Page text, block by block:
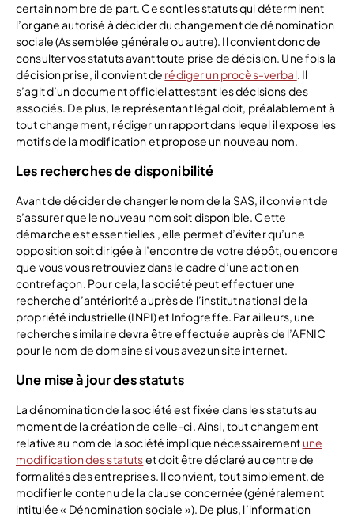
certain nombre de part. Ce sont les statuts qui déterminent
l’organe autorisé à décider du changement de dénomination
sociale (Assemblée générale ou autre). Il convient donc de
consulter vos statuts avant toute prise de décision. Une fois la
décision prise, il convient de rédiger un procès-verbal. Il
s’agit d’un document officiel attestant les décisions des
associés. De plus, le représentant légal doit, préalablement à
tout changement, rédiger un rapport dans lequel il expose les
motifs de la modification et propose un nouveau nom.
Les recherches de disponibilité
Avant de décider de changer le nom de la SAS, il convient de
s’assurer que le nouveau nom soit disponible. Cette
démarche est essentielles , elle permet d’éviter qu’une
opposition soit dirigée à l’encontre de votre dépôt, ou encore
que vous vous retrouviez dans le cadre d’une action en
contrefaçon. Pour cela, la société peut effectuer une
recherche d’antériorité auprès de l’institut national de la
propriété industrielle (INPI) et Infogreffe. Par ailleurs, une
recherche similaire devra être effectuée auprès de l’AFNIC
pour le nom de domaine si vous avez un site internet.
Une mise à jour des statuts
La dénomination de la société est fixée dans les statuts au
moment de la création de celle-ci. Ainsi, tout changement
relative au nom de la société implique nécessairement une
modification des statutset doit être déclaré au centre de
formalités des entreprises. Il convient, tout simplement, de
modifier le contenu de la clause concernée (généralement
intitulée « Dénomination sociale »). De plus, l’information